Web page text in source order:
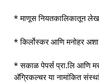
* माणूस नियतकालिकातून
* किर्लोस्कर आणि मनोहर
* सकाळ पेपर्स प्रा.लि आणि
अ‍ॅग्रिकल्चर या नामांकित